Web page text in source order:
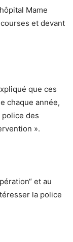
Mame
et devant
que ces
chaque année,
des
».
et au
la police